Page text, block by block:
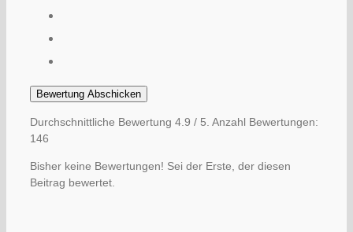
Bewertung Abschicken
Durchschnittliche Bewertung 4.9 / 5. Anzahl Bewertungen:
146
Bisher keine Bewertungen! Sei der Erste, der diesen
Beitrag bewertet.